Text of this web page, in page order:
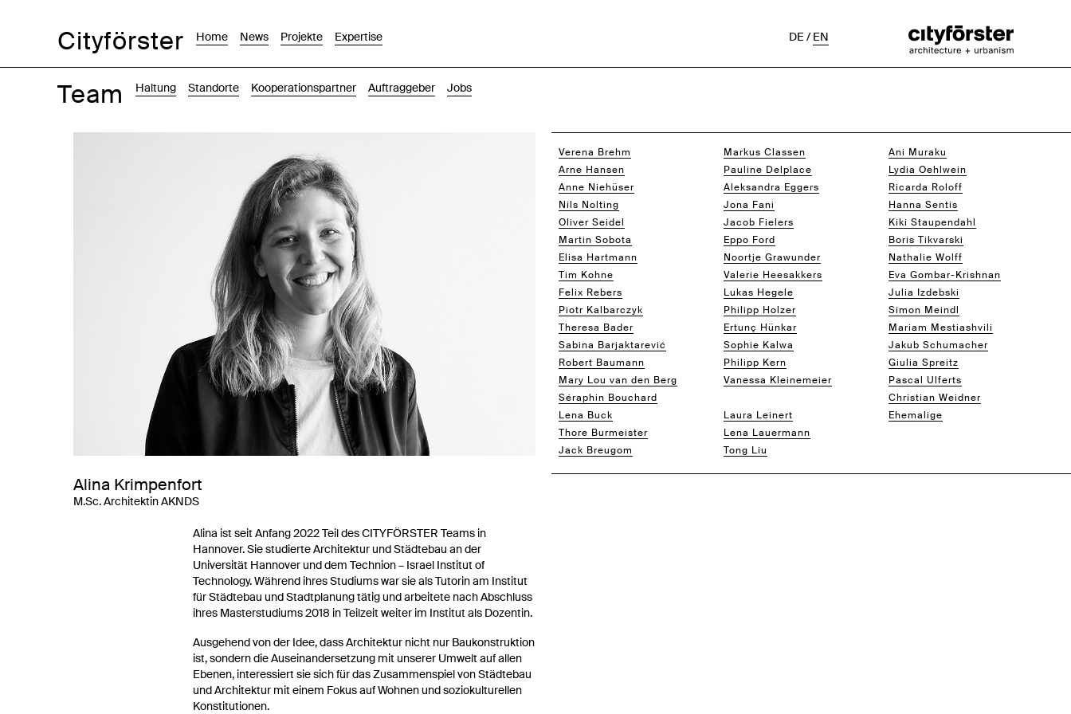
Cityförster Home News Projekte Expertise DE/EN
Team Haltung Standorte Kooperationspartner Auftraggeber Jobs
Verena Brehm
Arne Hansen
Anne Niehüser
Nils Nolting
Oliver Seidel
Martin Sobota
Elisa Hartmann
Tim Kohne
Felix Rebers
Piotr Kalbarczyk
Theresa Bader
Sabina Barjaktarević
Robert Baumann
Mary Lou van den Berg
Séraphin Bouchard
Lena Buck
Thore Burmeister
Jack Breugom
Markus Classen
Pauline Delplace
Aleksandra Eggers
Jona Fani
Jacob Fielers
Eppo Ford
Noortje Grawunder
Valerie Heesakkers
Lukas Hegele
Philipp Holzer
Ertunç Hünkar
Sophie Kalwa
Philipp Kern
Vanessa Kleinemeier
Laura Leinert
Lena Lauermann
Tong Liu
Ani Muraku
Lydia Oehlwein
Ricarda Roloff
Hanna Sentis
Kiki Staupendahl
Boris Tikvarski
Nathalie Wolff
Eva Gombar-Krishnan
Julia Izdebski
Simon Meindl
Mariam Mestiashvili
Jakub Schumacher
Giulia Spreitz
Pascal Ulferts
Christian Weidner
Ehemalige
Alina Krimpenfort
M.Sc. Architektin AKNDS
Alina ist seit Anfang 2022 Teil des CITYFÖRSTER Teams in
Hannover. Sie studierte Architektur und Städtebau an der
Universität Hannover und dem Technion – Israel Institut of
Technology. Während ihres Studiums war sie als Tutorin am Institut
für Städtebau und Stadtplanung tätig und arbeitete nach Abschluss
ihres Masterstudiums 2018 in Teilzeit weiter im Institut als Dozentin.
Ausgehend von der Idee, dass Architektur nicht nur Baukonstruktion
ist, sondern die Auseinandersetzung mit unserer Umwelt auf allen
Ebenen, interessiert sie sich für das Zusammenspiel von Städtebau
und Architektur mit einem Fokus auf Wohnen und soziokulturellen
Konstitutionen.